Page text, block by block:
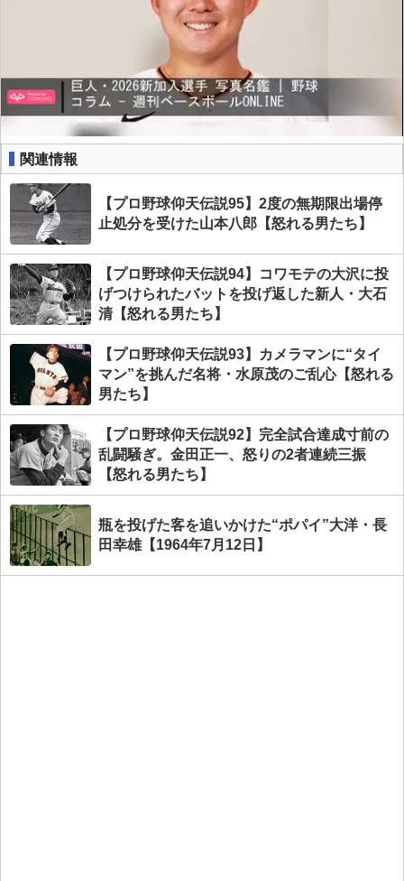
関連情報
【プロ野球仰天伝説95】2度の無期限出場停
止処分を受けた山本八郎【怒れる男たち】
【プロ野球仰天伝説94】コワモテの大沢に投
げつけられたバットを投げ返した新人・大石
清【怒れる男たち】
【プロ野球仰天伝説93】カメラマンに“タイ
マン”を挑んだ名将・水原茂のご乱心【怒れる
男たち】
【プロ野球仰天伝説92】完全試合達成寸前の
乱闘騒ぎ。金田正一、怒りの2者連続三振
【怒れる男たち】
瓶を投げた客を追いかけた“ポパイ”大洋・長
田幸雄【1964年7月12日】